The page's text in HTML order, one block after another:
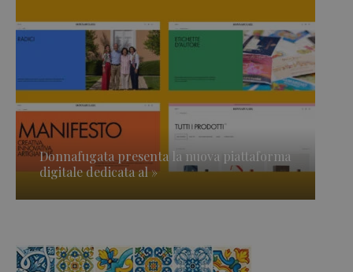
Donnafugata presenta la nuova piattaforma
digitale dedicata al »